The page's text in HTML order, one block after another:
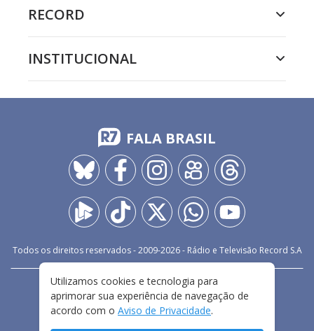
RECORD
INSTITUCIONAL
FALA BRASIL
Todos os direitos reservados - 2009-2026- Rádio e Televisão Record S.A
FALE CONOSCO
PRIVACIDADE
TERMOS E CONDIÇÕES DE USO
Utilizamos cookies e tecnologia para
aprimorar sua experiência de navegação de
acordo com o Aviso de Privacidade.